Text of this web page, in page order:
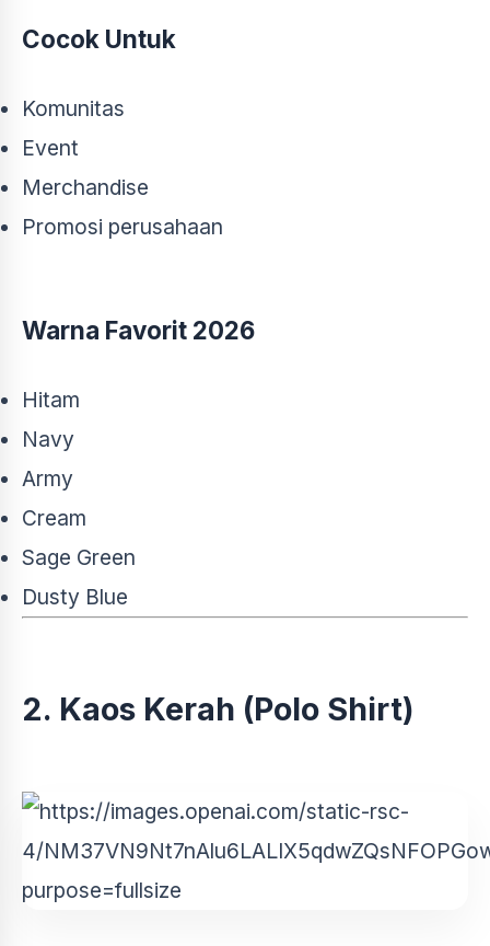
Cocok Untuk
Komunitas
Event
Merchandise
Promosi perusahaan
Warna Favorit 2026
Hitam
Navy
Army
Cream
Sage Green
Dusty Blue
2. Kaos Kerah (Polo Shirt)